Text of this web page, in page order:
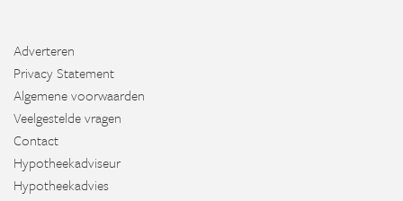
Adverteren
Privacy Statement
Algemene voorwaarden
Veelgestelde vragen
Contact
Hypotheekadviseur
Hypotheekadvies